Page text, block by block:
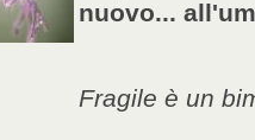
nuovo...
Fragile è un